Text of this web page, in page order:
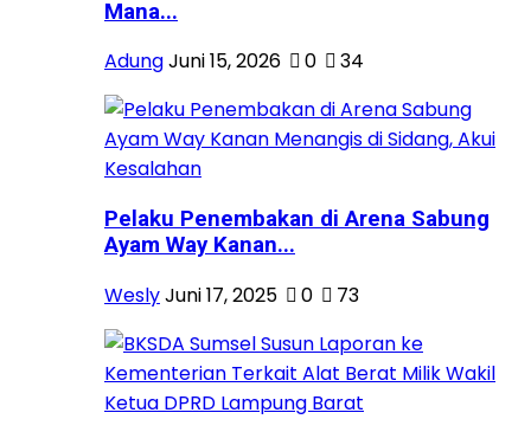
Mana...
AdungJuni 15, 2026 0 34
Pelaku Penembakan di Arena Sabung
Ayam Way Kanan...
WeslyJuni 17, 2025 0 73